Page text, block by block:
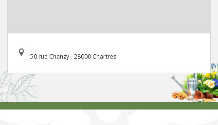
50 rue Chanzy - 28000 Chartres